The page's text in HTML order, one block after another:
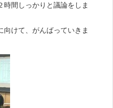
時間しっかりと議論をしま
向けて、がんばっていきま